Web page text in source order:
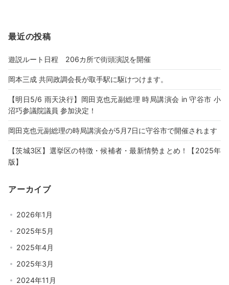
最近の投稿
遊説ルート日程 206カ所で街頭演説を開催
岡本三成 共同政調会長が取手駅に駆けつけます。
【明日5/6 雨天決行】岡田克也元副総理 時局講演会 in 守谷市 小
沼巧参議院議員 参加決定！
岡田克也元副総理の時局講演会が5月7日に守谷市で開催されます
【茨城3区】選挙区の特徴・候補者・最新情勢まとめ！【2025年
版】
アーカイブ
2026年1月
2025年5月
2025年4月
2025年3月
2024年11月